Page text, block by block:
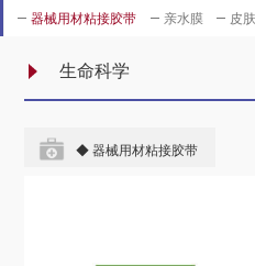
器械用材粘接胶带 亲水膜 皮
生命科学
◆ 器械用材粘接胶带